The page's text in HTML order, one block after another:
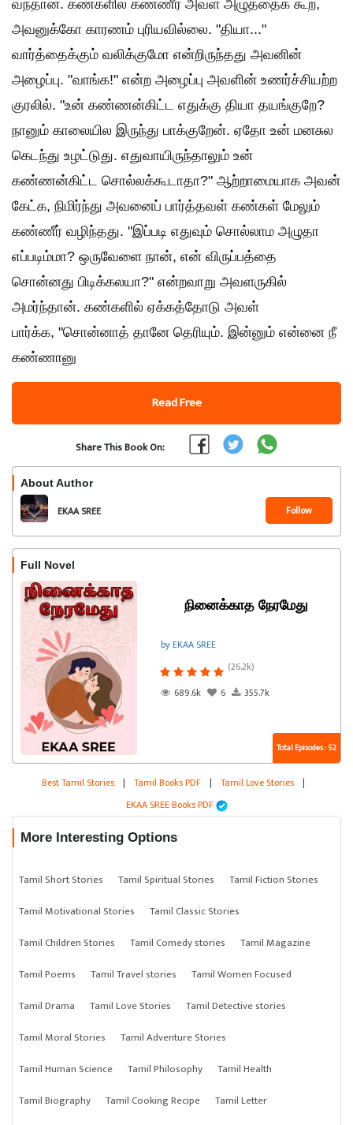
வந்தான். கண்களில் கண்ணீர் அவள் அழுததைக் கூற,
அவனுக்கோ காரணம் புரியவில்லை. "தியா..."
வார்த்தைக்கும் வலிக்குமோ என்றிருந்தது அவனின்
அழைப்பு. "வாங்க!" என்ற அழைப்பு அவளின் உணர்ச்சியற்ற
குரலில். "உன் கண்ணன்கிட்ட எதுக்கு தியா தயங்குறே?
நானும் காலையில இருந்து பாக்குறேன். ஏதோ உன் மனசுல
கெடந்து உழட்டுது. எதுவாயிருந்தாலும் உன்
கண்ணன்கிட்ட சொல்லக்கூடாதா?" ஆற்றாமையாக‌ அவன்
‌கேட்க, நிமிர்ந்து அவனைப் பார்த்தவள் கண்கள் மேலும்
கண்ணீர் வழிந்தது. "இப்படி எதுவும் சொல்லாம அழுதா
எப்படிம்மா? ஒருவேளை நான், என் விருப்பத்தை
சொன்னது பிடிக்கலயா?"‌ என்றவாறு அவளருகில்
அமர்ந்தான். கண்களில் ஏக்கத்தோடு அவள்
பார்க்க, "சொன்னாத் தானே தெரியும். இன்னும் என்னை நீ
கண்ணானு
Read Free
Share This Book On:
About Author
EKAA SREE Follow
Full Novel
நினைக்காத நேரமேது
by EKAA SREE
(26.2k)
689.6k
6 355.7k
Total Episodes : 52
Best Tamil Stories | Tamil Books PDF | Tamil Love Stories |
EKAA SREE Books PDF
More Interesting Options
Tamil Short Stories Tamil Spiritual Stories
Tamil Fiction Stories
Tamil Motivational Stories
Tamil Classic Stories
Tamil Children Stories
Tamil Comedy stories
Tamil Magazine
Tamil Poems
Tamil Travel stories
Tamil Women Focused
Tamil Drama
Tamil Love Stories
Tamil Detective stories
Tamil Moral Stories
Tamil Adventure Stories
Tamil Human Science
Tamil Philosophy
Tamil Health
Tamil Biography
Tamil Cooking Recipe
Tamil Letter